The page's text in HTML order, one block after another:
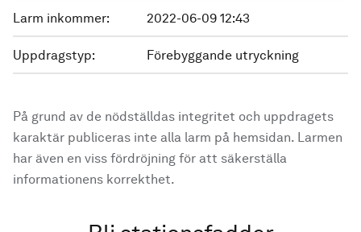
Larm inkommer: 2022-06-09 12:43
Uppdragstyp: Förebyggande utryckning
På grund av de nödställdas integritet och uppdragets
karaktär publiceras inte alla larm på hemsidan. Larmen
har även en viss fördröjning för att säkerställa
informationens korrekthet.